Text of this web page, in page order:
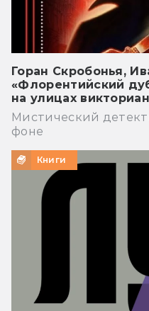
Горан Скробонья,
«Флорентийский
на улицах
Мистический
фоне
Книги